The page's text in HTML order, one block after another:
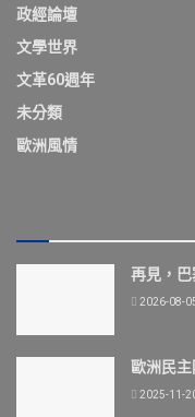
政經論壇
文學世界
文革60週年
未分類
歐洲風情
再見，巴
2026-08-
歐洲民
2025-11-